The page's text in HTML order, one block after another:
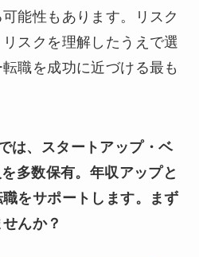
能性もあります。リスク
スクを理解したうえで選
職を成功に近づける最も
、スタートアップ・ベ
多数保有。年収アップと
をサポートします。まず
んか？